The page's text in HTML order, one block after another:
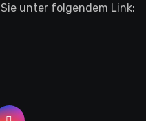
unter folgendem Link: